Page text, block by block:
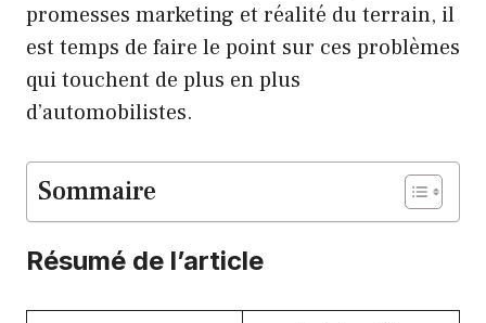
promesses marketing et réalité du terrain, il
est temps de faire le point sur ces problèmes
qui touchent de plus en plus
d’automobilistes.
Sommaire
Résumé de l’article